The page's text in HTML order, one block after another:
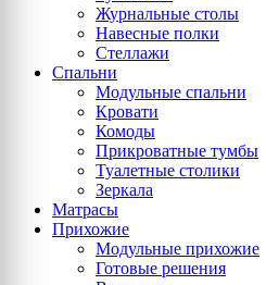
Журнальные столы
Навесные полки
Стеллажи
Спальни
Модульные спальни
Кровати
Комоды
Прикроватные тумбы
Туалетные столики
Зеркала
Матрасы
Прихожие
Модульные прихожие
Готовые решения